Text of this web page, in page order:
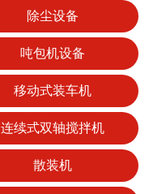
除尘设备
吨包机设备
移动式装车机
连续式双轴搅拌机
散装机